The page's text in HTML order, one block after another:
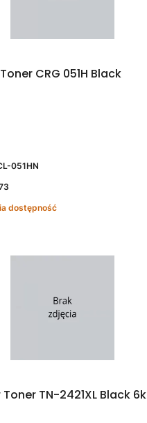
CRG 051H Black
051HN
dostępność
Toner TN-2421XL Black 6k